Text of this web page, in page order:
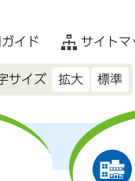
イド サイトマ
サイズ 拡大 標準